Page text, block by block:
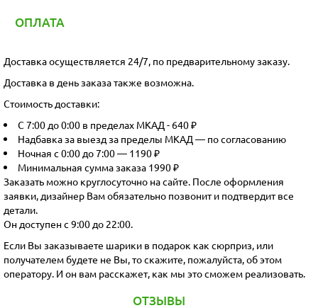
ОПЛАТА
Доставка осуществляется 24/7, по предварительному заказу.
Доставка в день заказа также возможна.
Стоимость доставки:
С 7:00 до 0:00 в пределах МКАД - 640 ₽
Надбавка за выезд за пределы МКАД — по согласованию
Ночная с 0:00 до 7:00 — 1190 ₽
Минимальная сумма заказа 1990 ₽
Заказать можно круглосуточно на сайте. После оформления
заявки, дизайнер Вам обязательно позвонит и подтвердит все
детали.
Он доступен с 9:00 до 22:00.
Если Вы заказываете шарики в подарок как сюрприз, или
получателем будете не Вы, то скажите, пожалуйста, об этом
оператору. И он вам расскажет, как мы это сможем реализовать.
ОТЗЫВЫ